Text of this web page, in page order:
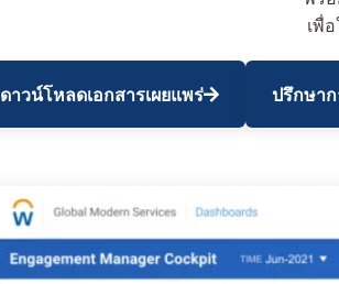
เพื่
ดาวน์โหลดเอกสารเผยแพร่ ปรึกษา